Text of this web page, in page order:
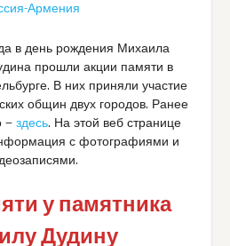
Армения
в день рождения Михаила
прошли акции памяти в
В них приняли участие
общин двух городов. Ранее
— здесь. На этой веб странице
с фотографиями и
у памятника
Дудину